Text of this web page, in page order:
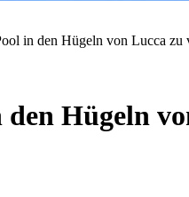
in den Hügeln von Lucca zu
Hügeln